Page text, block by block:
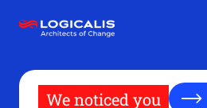
para
We noticed you